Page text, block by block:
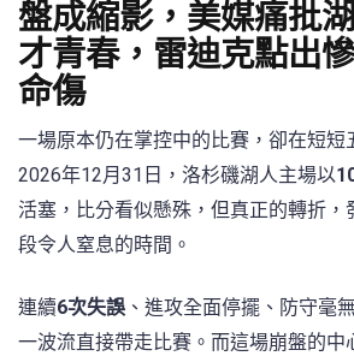
盤成縮影，美媒痛批
才青春，雷迪克點出
命傷
一場原本仍在掌控中的比賽，卻在短短
2026年12月31日，洛杉磯湖人主場以
活塞，比分看似懸殊，但真正的轉折，
段令人窒息的時間。
連續6次失誤 、進攻全面停擺、防守毫
一波流直接帶走比賽。而這場崩盤的中